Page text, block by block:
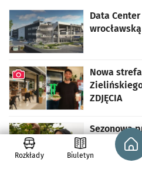
Data
Nowa
ZDJĘCIA
Sezonowa
Rozkłady Biuletyn